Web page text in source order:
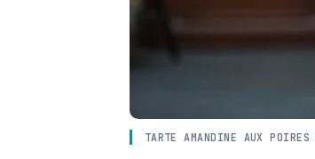
TARTE AMANDINE AUX